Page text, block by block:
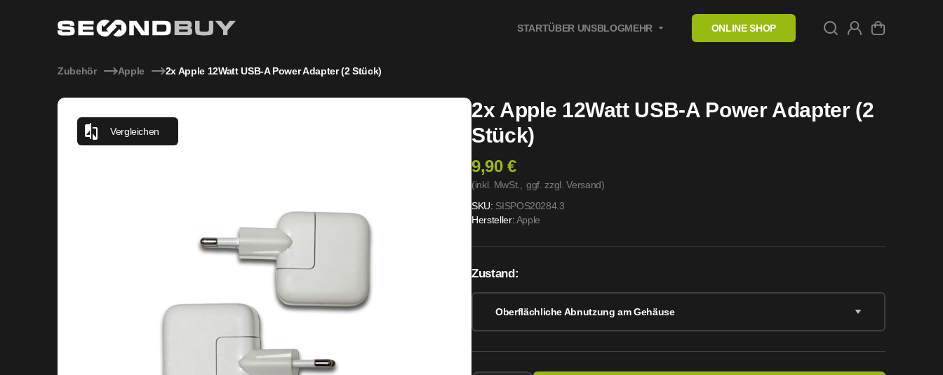
STARTÜBER UNSBLOGMEHR ONLINE SHOP
Zubehör Apple 2x Apple 12Watt USB-A Power Adapter (2 Stück)
Vergleichen
2x Apple 12Watt USB-A Power Adapter (2
Stück)
9,90 €
(inkl. MwSt., ggf. zzgl. Versand)
SKU: SISPOS20284.3
Hersteller:Apple
Zustand:
Oberflächliche Abnutzung am Gehäuse